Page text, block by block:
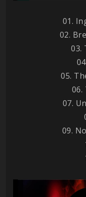
01.
02.
03.
05.
06.
07.
09.